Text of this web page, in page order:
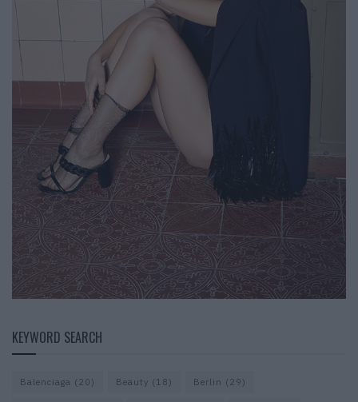
KEYWORD SEARCH
Balenciaga (20) Beauty (18) Berlin (29)